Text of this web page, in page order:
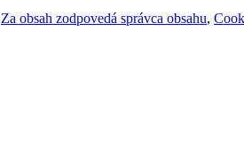
Za obsah zodpovedá správca obsahu,